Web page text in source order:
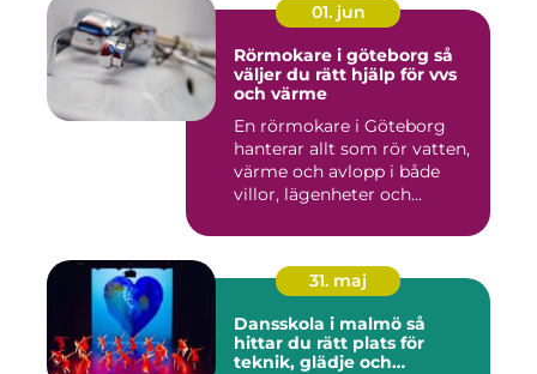
01. jun
Rörmokare i göteborg så
väljer du rätt hjälp för vvs
och värme
En rörmokare i Göteborg
hanterar allt som rör vatten,
värme och avlopp i både
villor, lägenheter och...
31. maj
Dansskola i malmö så
hittar du rätt plats för
teknik, glädje och